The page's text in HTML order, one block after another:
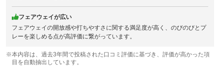
フェアウェイが広い
フェアウェイの開放感や打ちやすさに関する満足度が高く、のびのびとプ
レーを楽しめる点が高評価に繋がっています。
※本内容は、過去3年間で投稿された口コミ評価に基づき、評価が高かった項
目を自動抽出しています。